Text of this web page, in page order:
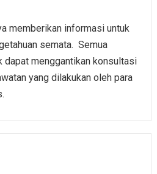
memberikan informasi untuk
semata. Semua
dapat menggantikan konsultasi
yang dilakukan oleh para